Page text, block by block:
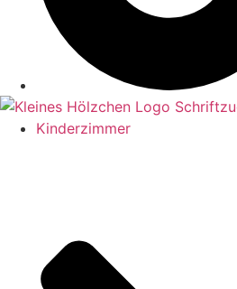
Kinderzimmer